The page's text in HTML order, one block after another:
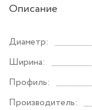
Описание
Диаметр:
Ширина:
Профиль:
Производитель: